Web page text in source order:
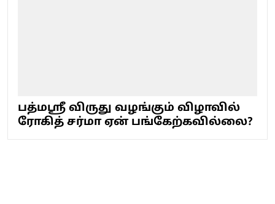
பத்மஸ்ரீ விருது வழங்கும் விழாவில்
ரோகித் சர்மா ஏன் பங்கேற்கவில்லை?